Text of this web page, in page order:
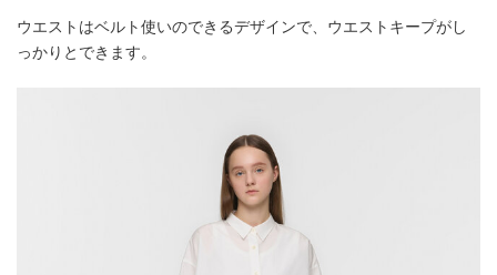
ウエストはベルト使いのできるデザインで、ウエストキープがし
っかりとできます。